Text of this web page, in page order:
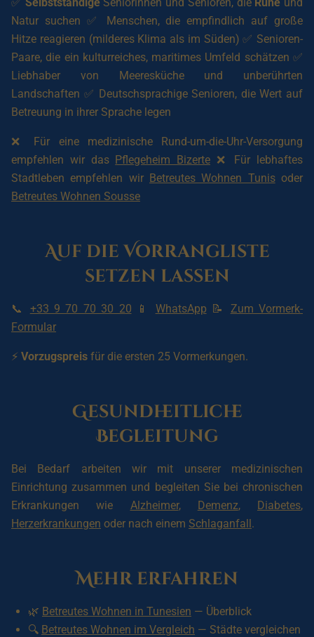
Natur suchen ✅ Menschen, die empfindlich auf große
Hitze reagieren (milderes Klima als im Süden) ✅ Senioren-
Paare, die ein kulturreiches, maritimes Umfeld schätzen ✅
Liebhaber von Meeresküche und unberührten
Landschaften ✅ Deutschsprachige Senioren, die Wert auf
Betreuung in ihrer Sprache legen
❌ Für eine medizinische Rund-um-die-Uhr-Versorgung
empfehlen wir das Pflegeheim Bizerte ❌ Für lebhaftes
Stadtleben empfehlen wir Betreutes Wohnen Tunisoder
Betreutes Wohnen Sousse
Auf die Vorrangliste
setzen lassen
📞 +33 9 70 70 30 20 📱 WhatsApp 📝 Zum Vormerk-
Formular
⚡ Vorzugspreis für die ersten 25 Vormerkungen.
Gesundheitliche
Begleitung
Bei Bedarf arbeiten wir mit unserer medizinischen
Einrichtung zusammen und begleiten Sie bei chronischen
Erkrankungen wie Alzheimer, Demenz, Diabetes,
Herzerkrankungen oder nach einem Schlaganfall.
Mehr erfahren
🌿 Betreutes Wohnen in Tunesien — Überblick
🔍 Betreutes Wohnen im Vergleich — Städte vergleichen